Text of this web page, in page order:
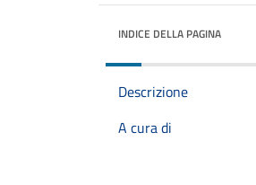
INDICE DELLA PAGINA
Descrizione
A cura di